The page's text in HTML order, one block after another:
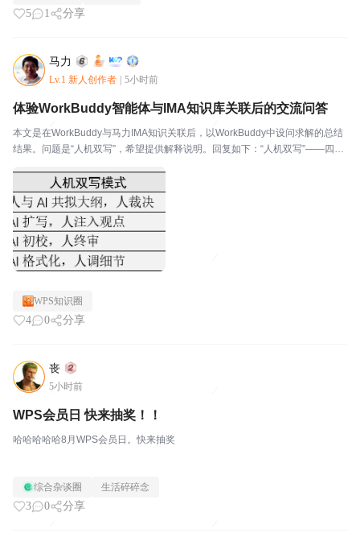
5 1 分享
马力
Lv.1 新人创作者 5小时前
体验WorkBuddy智能体与IMA知识库关联后的交流问答
本文是在WorkBuddy与马力IMA知识关联后，以WorkBuddy中设问求解的总结
结果。问题是“人机双写”，希望提供解释说明。回复如下：“人机双写”——四字
流写一份文档，最后拼...
WPS知识圈
4 0 分享
丧
5小时前
WPS会员日 快来抽奖！！
哈哈哈哈哈8月WPS会员日。快来抽奖
综合杂谈圈 生活碎碎念
3 0 分享